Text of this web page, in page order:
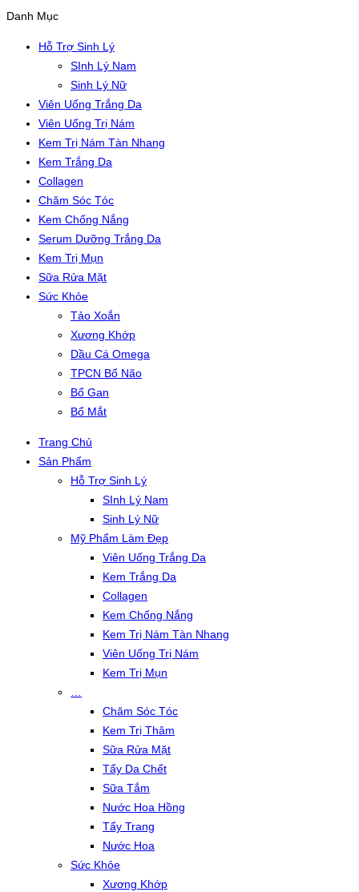
Danh Mục
Hỗ Trợ Sinh Lý
SInh Lý Nam
Sinh Lý Nữ
Viên Uống Trắng Da
Viên Uống Trị Nám
Kem Trị Nám Tàn Nhang
Kem Trắng Da
Collagen
Chăm Sóc Tóc
Kem Chống Nắng
Serum Dưỡng Trắng Da
Kem Trị Mụn
Sữa Rửa Mặt
Sức Khỏe
Tảo Xoắn
Xương Khớp
Dầu Cá Omega
TPCN Bổ Não
Bổ Gan
Bổ Mắt
Trang Chủ
Sản Phẩm
Hỗ Trợ Sinh Lý
SInh Lý Nam
Sinh Lý Nữ
Mỹ Phẩm Làm Đẹp
Viên Uống Trắng Da
Kem Trắng Da
Collagen
Kem Chống Nắng
Kem Trị Nám Tàn Nhang
Viên Uống Trị Nám
Kem Trị Mụn
Chăm Sóc Tóc
Kem Trị Thâm
Sữa Rửa Mặt
Tẩy Da Chết
Sữa Tắm
Nước Hoa Hồng
Tẩy Trang
Nước Hoa
Sức Khỏe
Xương Khớp